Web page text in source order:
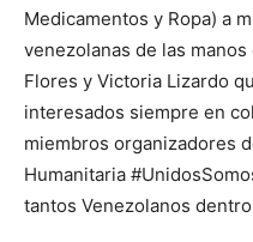
Medicamentos y Ropa) a
venezolanas de las
Flores y Victoria Lizardo
interesados siempre en
miembros organizadores
Humanitaria
tantos Venezolanos